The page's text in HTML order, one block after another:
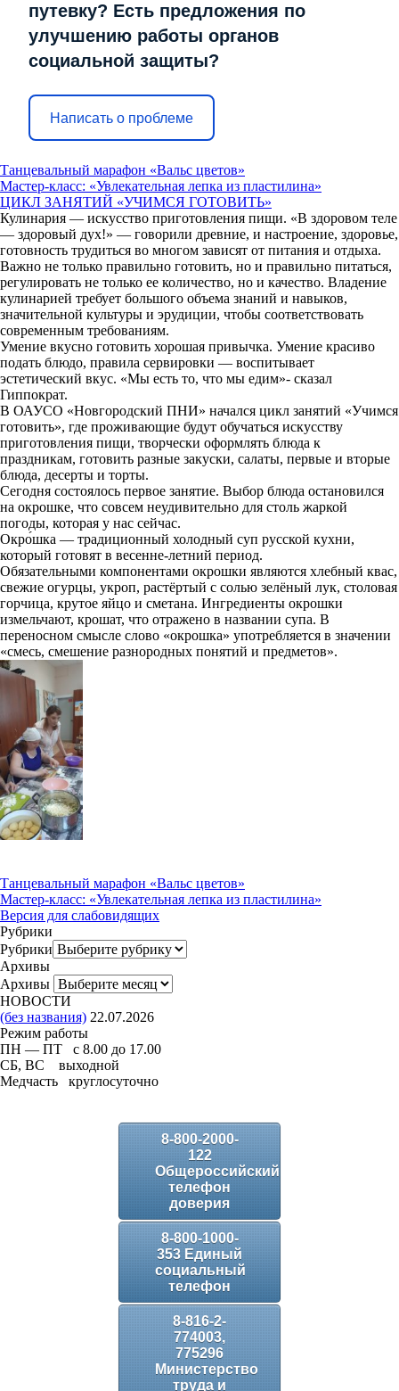
путевку? Есть предложения по
улучшению работы органов
социальной защиты?
Написать о проблеме
Танцевальный марафон «Вальс цветов»
Мастер-класс: «Увлекательная лепка из пластилина»
ЦИКЛ ЗАНЯТИЙ «УЧИМСЯ ГОТОВИТЬ»
Кулинария — искусство приготовления пищи. «В здоровом теле
— здоровый дух!» — говорили древние, и настроение, здоровье,
готовность трудиться во многом зависят от питания и отдыха.
Важно не только правильно готовить, но и правильно питаться,
регулировать не только ее количество, но и качество. Владение
кулинарией требует большого объема знаний и навыков,
значительной культуры и эрудиции, чтобы соответствовать
современным требованиям.
Умение вкусно готовить хорошая привычка. Умение красиво
подать блюдо, правила сервировки — воспитывает
эстетический вкус. «Мы есть то, что мы едим»- сказал
Гиппократ.
В ОАУСО «Новгородский ПНИ» начался цикл занятий «Учимся
готовить», где проживающие будут обучаться искусству
приготовления пищи, творчески оформлять блюда к
праздникам, готовить разные закуски, салаты, первые и вторые
блюда, десерты и торты.
Сегодня состоялось первое занятие. Выбор блюда остановился
на окрошке, что совсем неудивительно для столь жаркой
погоды, которая у нас сейчас.
Окро́шка — традиционный холодный суп русской кухни,
который готовят в весенне-летний период.
Обязательными компонентами окрошки являются хлебный квас,
свежие огурцы, укроп, растёртый с солью зелёный лук, столовая
горчица, крутое яйцо и сметана. Ингредиенты окрошки
измельчают, крошат, что отражено в названии супа. В
переносном смысле слово «окрошка» употребляется в значении
«смесь, смешение разнородных понятий и предметов».
Танцевальный марафон «Вальс цветов»
Мастер-класс: «Увлекательная лепка из пластилина»
Версия для слабовидящих
Рубрики
Рубрики
Архивы
Архивы
НОВОСТИ
(без названия) 22.07.2026
Режим работы
ПН — ПТ с 8.00 до 17.00
СБ, ВС выходной
Медчасть круглосуточно
8-800-2000-
122
Общероссийский
телефон
доверия
8-800-1000-
353 Единый
социальный
телефон
8-816-2-
774003,
775296
Министерство
труда и